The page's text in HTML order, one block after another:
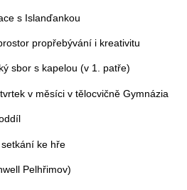
s Islanďankou
propřebývání i kreativitu
sbor s kapelou (v 1. patře)
v měsíci v tělocvičně Gymnázia
setkání ke hře
Pelhřimov)